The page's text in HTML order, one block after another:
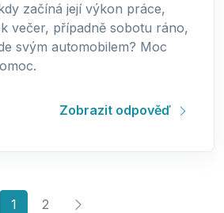
začíná její výkon práce,
večer, případně sobotu ráno,
svým automobilem? Moc
Zobrazit odpověď
1(current)
2